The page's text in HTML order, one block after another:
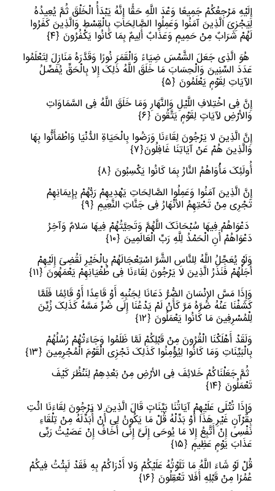
إِلَیْهِ مَرْجِعُکُمْ جَمِیعًا وَعْدَ اللَّهِ حَقًّا إِنَّهُ یَبْدَأُ الْخَلْقَ ثُمَّ یُعِیدُهُ
لِیَجْزِیَ الَّذِینَ آمَنُوا وَعَمِلُوا الصَّالِحَاتِ بِالْقِسْطِ وَالَّذِینَ کَفَرُوا
لَهُمْ شَرَابٌ مِنْ حَمِیمٍ وَعَذَابٌ أَلِیمٌ بِمَا کَانُوا یَکْفُرُونَ ﴿٤﴾
هُوَ الَّذِی جَعَلَ الشَّمْسَ ضِیَاءً وَالْقَمَرَ نُورًا وَقَدَّرَهُ مَنَازِلَ لِتَعْلَمُوا
عَدَدَ السِّنِینَ وَالْحِسَابَ مَا خَلَقَ اللَّهُ ذَلِکَ إِلا بِالْحَقِّ یُفَصِّلُ
الآیَاتِ لِقَوْمٍ یَعْلَمُونَ ﴿٥﴾
إِنَّ فِی اخْتِلافِ اللَّیْلِ وَالنَّهَارِ وَمَا خَلَقَ اللَّهُ فِی السَّمَاوَاتِ
وَالأرْضِ لآیَاتٍ لِقَوْمٍ یَتَّقُونَ﴿٦﴾
إِنَّ الَّذِینَ لا یَرْجُونَ لِقَاءَنَا وَرَضُوا بِالْحَیَاةِ الدُّنْیَا وَاطْمَأَنُّوا بِهَا
وَالَّذِینَ هُمْ عَنْ آیَاتِنَا غَافِلُونَ﴿٧﴾
أُولَئِکَ مَأْوَاهُمُ النَّارُ بِمَا کَانُوا یَکْسِبُونَ ﴿٨﴾
إِنَّ الَّذِینَ آمَنُوا وَعَمِلُوا الصَّالِحَاتِ یَهْدِیهِمْ رَبُّهُمْ بِإِیمَانِهِمْ
تَجْرِی مِنْ تَحْتِهِمُ الأنْهَارُ فِی جَنَّاتِ النَّعِیمِ ﴿٩﴾
دَعْوَاهُمْ فِیهَا سُبْحَانَکَ اللَّهُمَّ وَتَحِیَّتُهُمْ فِیهَا سَلامٌ وَآخِرُ
دَعْوَاهُمْ أَنِ الْحَمْدُ لِلَّهِ رَبِّ الْعَالَمِینَ ﴿١٠﴾
وَلَوْ یُعَجِّلُ اللَّهُ لِلنَّاسِ الشَّرَّ اسْتِعْجَالَهُمْ بِالْخَیْرِ لَقُضِیَ إِلَیْهِمْ
أَجَلُهُمْ فَنَذَرُ الَّذِینَ لا یَرْجُونَ لِقَاءَنَا فِی طُغْیَانِهِمْ یَعْمَهُونَ﴿١١﴾
وَإِذَا مَسَّ الإنْسَانَ الضُّرُّ دَعَانَا لِجَنْبِهِ أَوْ قَاعِدًا أَوْ قَائِمًا فَلَمَّا
کَشَفْنَا عَنْهُ ضُرَّهُ مَرَّ کَأَنْ لَمْ یَدْعُنَا إِلَى ضُرٍّ مَسَّهُ کَذَلِکَ زُیِّنَ
لِلْمُسْرِفِینَ مَا کَانُوا یَعْمَلُونَ ﴿١٢﴾
وَلَقَدْ أَهْلَکْنَا الْقُرُونَ مِنْ قَبْلِکُمْ لَمَّا ظَلَمُوا وَجَاءَتْهُمْ رُسُلُهُمْ
بِالْبَیِّنَاتِ وَمَا کَانُوا لِیُؤْمِنُوا کَذَلِکَ نَجْزِی الْقَوْمَ الْمُجْرِمِینَ ﴿١٣﴾
ثُمَّ جَعَلْنَاکُمْ خَلائِفَ فِی الأرْضِ مِنْ بَعْدِهِمْ لِنَنْظُرَ کَیْفَ
تَعْمَلُونَ ﴿١٤﴾
وَإِذَا تُتْلَى عَلَیْهِمْ آیَاتُنَا بَیِّنَاتٍ قَالَ الَّذِینَ لا یَرْجُونَ لِقَاءَنَا ائْتِ
بِقُرْآنٍ غَیْرِ هَذَا أَوْ بَدِّلْهُ قُلْ مَا یَکُونُ لِی أَنْ أُبَدِّلَهُ مِنْ تِلْقَاءِ
نَفْسِی إِنْ أَتَّبِعُ إِلا مَا یُوحَى إِلَیَّ إِنِّی أَخَافُ إِنْ عَصَیْتُ رَبِّی
عَذَابَ یَوْمٍ عَظِیمٍ ﴿١٥﴾
قُلْ لَوْ شَاءَ اللَّهُ مَا تَلَوْتُهُ عَلَیْکُمْ وَلا أَدْرَاکُمْ بِهِ فَقَدْ لَبِثْتُ فِیکُمْ
عُمُرًا مِنْ قَبْلِهِ أَفَلا تَعْقِلُونَ ﴿١٦﴾